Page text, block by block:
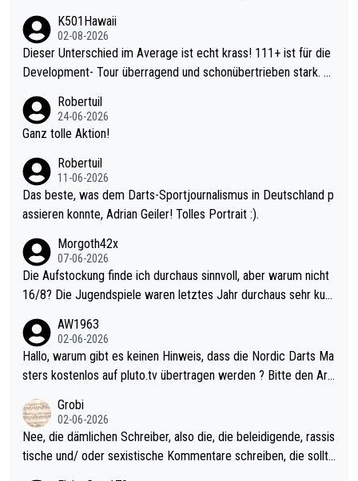
K501Hawaii
02-08-2026
Dieser Unterschied im Average ist echt krass! 111+ ist für die
Development- Tour überragend und schonübertrieben stark. U
mal 40+ erst recht. Da gewinnst keinen Blumentopf - ist ja noc
h krasser wie ein Pokalspiel eines Kreisligisten vs einem Bund
Robertuil
24-06-2026
Ganz tolle Aktion!
Robertuil
11-06-2026
Das beste, was dem Darts-Sportjournalismus in Deutschland p
assieren konnte, Adrian Geiler! Tolles Portrait :).
Morgoth42x
07-06-2026
Die Aufstockung finde ich durchaus sinnvoll, aber warum nicht
16/8? Die Jugendspiele waren letztes Jahr durchaus sehr kurz
Allerdings ist Mitchell Lawrie als Nummer 1 der Welt eh qualifi
ziert. Somit ändert die automatische Qualifikation des Weltmei
sters erstmal nichts. Ich denke sie wollen damit für nächstes J
ohl wenig WDF Turniere spielen. Dies war bei Archie Self letzt
es Jahr der Fall. Er musste als amtierender Weltmeister durch
den Qualifier und ich glaube kaum, dass Mitchel sich das (in Ve
gas) antun würde, wenn er doch eigentlich die PDC-WM als Zi
AW1963
02-06-2026
Hallo, warum gibt es keinen Hinweis, dass die Nordic Darts Ma
sters kostenlos auf pluto.tv übertragen werden ? Bitte den Arti
Grobi
02-06-2026
Nee, die dämlichen Schreiber, also die, die beleidigende, rassis
tische und/ oder sexistische Kommentare schreiben, die sollte